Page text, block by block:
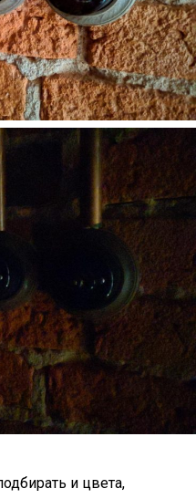
и цвета,